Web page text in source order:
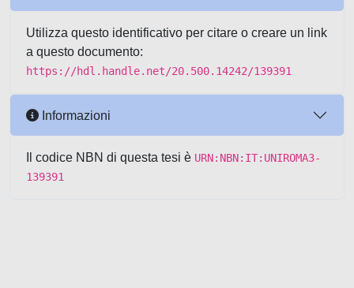
Utilizza questo identificativo per citare o creare un link
a questo documento:
https://hdl.handle.net/20.500.14242/139391
Informazioni
Il codice NBN di questa tesi è URN:NBN:IT:UNIROMA3-
139391